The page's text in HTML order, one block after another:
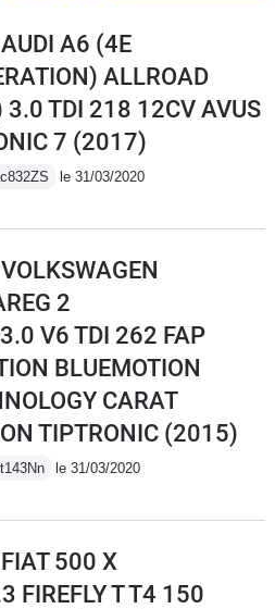
A6 (4E
ALLROAD
3.0 TDI 218 12CV AVUS
7 (2017)
le 31/03/2020
2
V6 TDI 262 FAP
BLUEMOTION
CARAT
TIPTRONIC (2015)
le 31/03/2020
500 X
FIREFLY T T4 150